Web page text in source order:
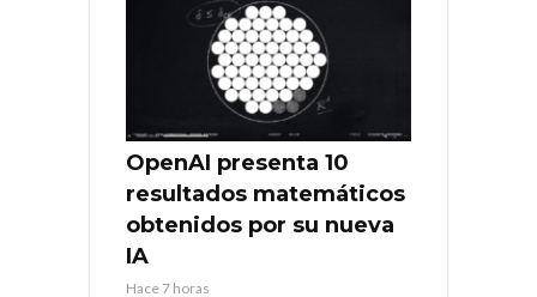
OpenAI presenta 10
resultados matemáticos
obtenidos por su nueva
IA
Hace 7 horas